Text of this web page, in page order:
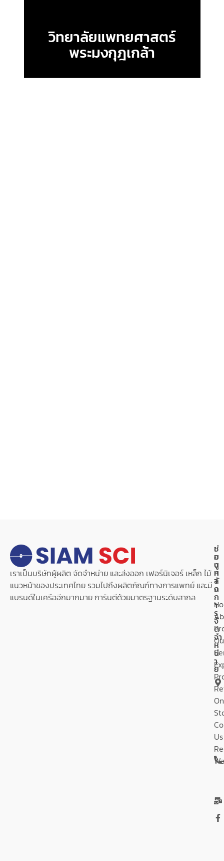
วิทยาลัยแพทยศาสตร์
พระมงกุฎเกล้า
เราเป็นบริษัทผู้ผลิต จัดจำหน่าย และส่งออก เฟอร์นิเจอร์ เหล็ก ไม้
แนวหน้าของประเทศไทย รวมไปถึงผลิตภัณฑ์ทางการแพทย์ และมี
แบรนด์ในเครืออีกมากมาย การันตีด้วยมาตรฐานระดับสากล
เ
ม
นู
ห
ลั
ก
Us
ช่
อ
ง
ท
า
ง
ก
า
ร
จั
ด
จำ
ห
น่
า
ย